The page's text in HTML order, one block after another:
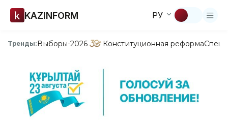
KAZINFORM РУ
Тренды:Выборы-2026 Конституционная реформа